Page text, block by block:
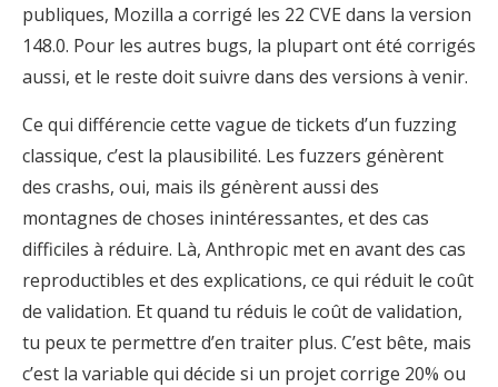
publiques, Mozilla a corrigé les 22 CVE dans la version
148.0. Pour les autres bugs, la plupart ont été corrigés
aussi, et le reste doit suivre dans des versions à venir.
Ce qui différencie cette vague de tickets d’un fuzzing
classique, c’est la plausibilité. Les fuzzers génèrent
des crashs, oui, mais ils génèrent aussi des
montagnes de choses inintéressantes, et des cas
difficiles à réduire. Là, Anthropic met en avant des cas
reproductibles et des explications, ce qui réduit le coût
de validation. Et quand tu réduis le coût de validation,
tu peux te permettre d’en traiter plus. C’est bête, mais
c’est la variable qui décide si un projet corrige 20% ou